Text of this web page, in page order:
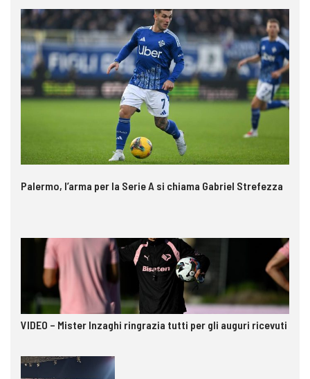
Palermo, l’arma per la Serie A si chiama Gabriel Strefezza
VIDEO – Mister Inzaghi ringrazia tutti per gli auguri ricevuti